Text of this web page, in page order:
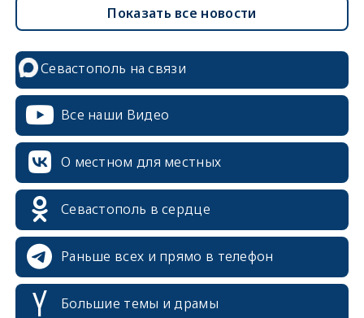
Показать все новости
Севастополь на связи
Все наши Видео
О местном для местных
Севастополь в сердце
Раньше всех и прямо в телефон
Большие темы и драмы